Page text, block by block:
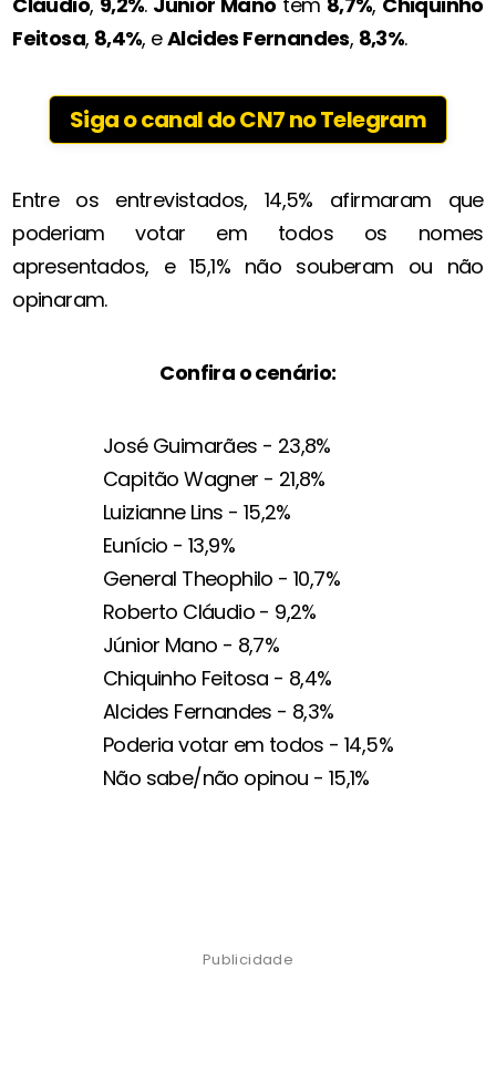
Feitosa, 8,4%, eAlcides Fernandes, 8,3%.
Siga o canal do CN7 no Telegram
Entre os entrevistados, 14,5% afirmaram que
poderiam votar em todos os nomes
apresentados, e 15,1% não souberam ou não
opinaram.
Confira o cenário:
José Guimarães - 23,8%
Capitão Wagner - 21,8%
Luizianne Lins - 15,2%
Eunício - 13,9%
General Theophilo - 10,7%
Roberto Cláudio - 9,2%
Júnior Mano - 8,7%
Chiquinho Feitosa - 8,4%
Alcides Fernandes - 8,3%
Poderia votar em todos - 14,5%
Não sabe/não opinou - 15,1%
Publicidade